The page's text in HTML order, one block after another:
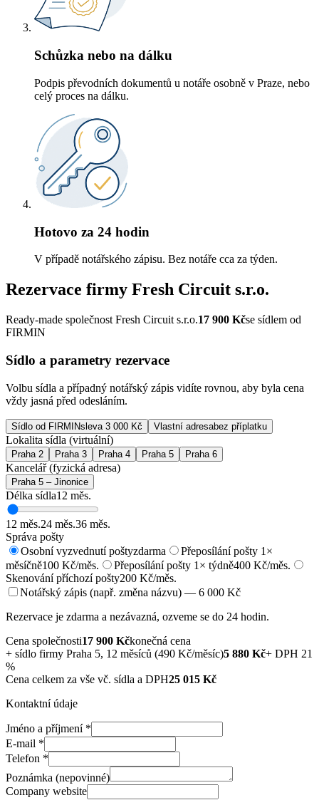
Schůzka nebo na dálku
Podpis převodních dokumentů u notáře osobně v Praze, nebo
celý proces na dálku.
Hotovo za 24 hodin
V případě notářského zápisu. Bez notáře cca za týden.
Rezervace firmy Fresh Circuit s.r.o.
Ready-made společnost Fresh Circuit s.r.o.17 900 Kčse sídlem od
FIRMIN
Sídlo a parametry rezervace
Volbu sídla a případný notářský zápis vidíte rovnou, aby byla cena
vždy jasná před odesláním.
Sídlo od FIRMINsleva 3 000 Kč Vlastní adresabez příplatku
Lokalita sídla (virtuální)
Praha 2 Praha 3 Praha 4 Praha 5 Praha 6
Kancelář (fyzická adresa)
Praha 5 – Jinonice
Délka sídla12 měs.
12 měs.24 měs.36 měs.
Správa pošty
Osobní vyzvednutí poštyzdarma
Přeposílání pošty 1×
měsíčně100 Kč/měs. Přeposílání pošty 1× týdně400 Kč/měs.
Skenování příchozí pošty200 Kč/měs.
Notářský zápis (např. změna názvu) — 6 000 Kč
Rezervace je zdarma a nezávazná, ozveme se do 24 hodin.
Cena společnosti17 900 Kčkonečná cena
+ sídlo firmy Praha 5, 12 měsíců (490 Kč/měsíc)5 880 Kč+ DPH 21
%
Cena celkem za vše vč. sídla a DPH25 015 Kč
Kontaktní údaje
Jméno a příjmení*
E-mail *
Telefon *
Poznámka (nepovinné)
Company website